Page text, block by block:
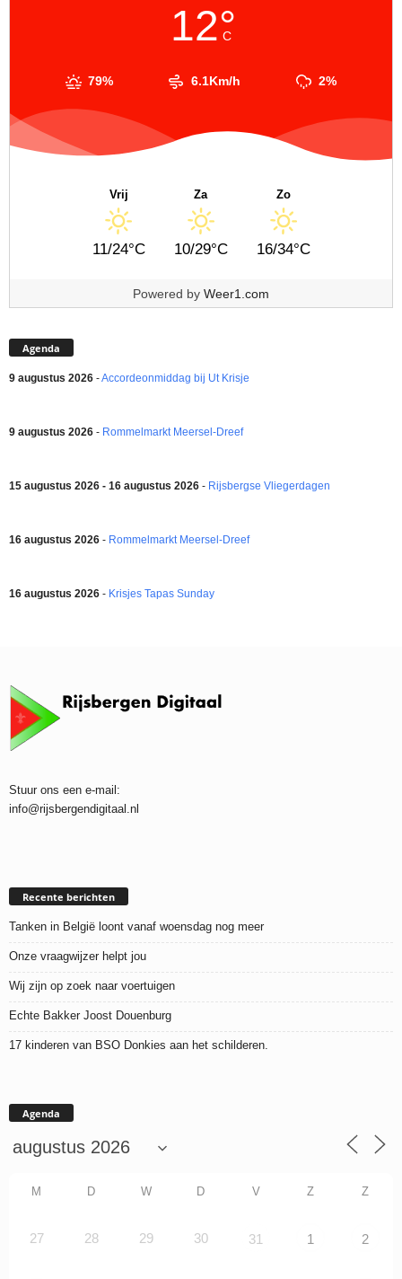
12°
C
79% 6.1Km/h 2%
Vrij
11/24°C
Za
10/29°C
Zo
16/34°C
Powered by Weer1.com
Agenda
9 augustus 2026 -Accordeonmiddag bij Ut Krisje
9 augustus 2026 - Rommelmarkt Meersel-Dreef
15 augustus 2026 - 16 augustus 2026 - Rijsbergse Vliegerdagen
16 augustus 2026 - Rommelmarkt Meersel-Dreef
16 augustus 2026 - Krisjes Tapas Sunday
Stuur ons een e-mail:
info@rijsbergendigitaal.nl
Recente berichten
Tanken in België loont vanaf woensdag nog meer
Onze vraagwijzer helpt jou
Wij zijn op zoek naar voertuigen
Echte Bakker Joost Douenburg
17 kinderen van BSO Donkies aan het schilderen.
Agenda
M D W D V Z Z
27 28 29 30 31 1 2